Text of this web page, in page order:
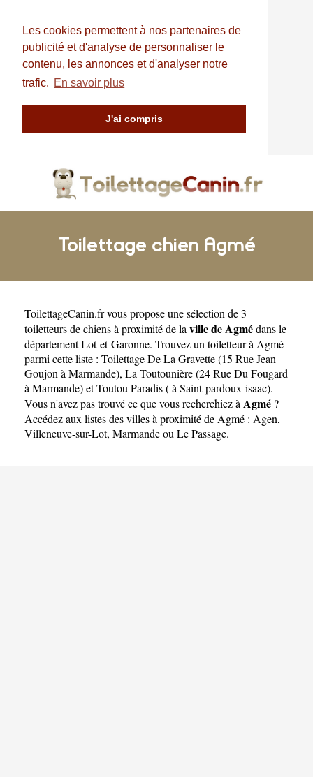
Les cookies permettent à nos partenaires de
publicité et d'analyse de personnaliser le
contenu, les annonces et d'analyser notre
trafic. En savoir plus
J'ai compris
Toilettage chien Agmé
ToilettageCanin.frvous propose une sélection de 3
toiletteurs de chiens à proximité de la ville de Agmédans le
départementLot-et-Garonne. Trouvez un toiletteur à Agmé
parmi cette liste : Toilettage De La Gravette (15 Rue Jean
Goujon à Marmande), La Toutounière (24 Rue Du Fougard
à Marmande)etToutou Paradis ( à Saint-pardoux-isaac).
Vous n'avez pas trouvé ce que vous recherchiez à Agmé ?
Accédez aux listes des villes à proximité de Agmé : Agen,
Villeneuve-sur-Lot, Marmandeou Le Passage.